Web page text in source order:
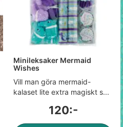
Minileksaker Mermaid
Wishes
Vill man göra mermaid-
kalaset lite extra magiskt s...
120:-